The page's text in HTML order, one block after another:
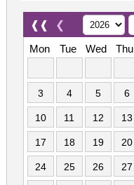
❰❰ ❮
Mon
Tue Wed Thu
3 4 5 6
10 11 12 13
17 18 19 20
24 25 26 27